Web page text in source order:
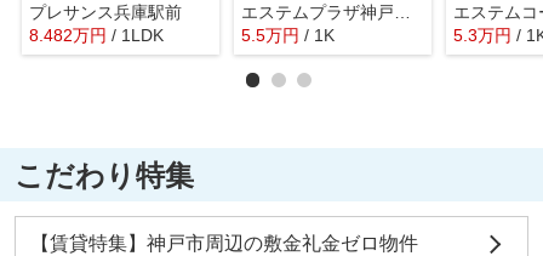
プレサンス兵庫駅前
8.482万円 / 1LDK
5.5万円 / 1K 5.3万円 /
こだわり特集
【賃貸特集】神戸市周辺の敷金礼金ゼロ物件